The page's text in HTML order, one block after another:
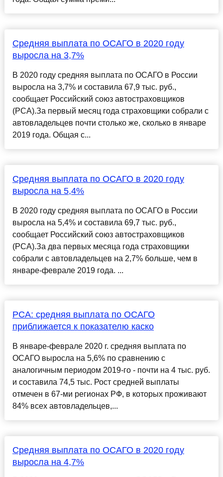
Средняя выплата по ОСАГО в 2020 году
выросла на 3,7%
В 2020 году средняя выплата по ОСАГО в России
выросла на 3,7% и составила 67,9 тыс. руб.,
сообщает Российский союз автостраховщиков
(РСА).За первый месяц года страховщики собрали с
автовладельцев почти столько же, сколько в январе
2019 года. Общая с...
Средняя выплата по ОСАГО в 2020 году
выросла на 5,4%
В 2020 году средняя выплата по ОСАГО в России
выросла на 5,4% и составила 69,7 тыс. руб.,
сообщает Российский союз автостраховщиков
(РСА).За два первых месяца года страховщики
собрали с автовладельцев на 2,7% больше, чем в
январе-феврале 2019 года. ...
РСА: средняя выплата по ОСАГО
приближается к показателю каско
В январе-феврале 2020 г. средняя выплата по
ОСАГО выросла на 5,6% по сравнению с
аналогичным периодом 2019-го - почти на 4 тыс. руб.
и составила 74,5 тыс. Рост средней выплаты
отмечен в 67-ми регионах РФ, в которых проживают
84% всех автовладельцев,...
Средняя выплата по ОСАГО в 2020 году
выросла на 4,7%